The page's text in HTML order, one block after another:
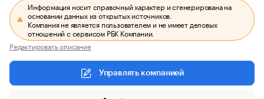
Информация носит справочный характер и сгенерирована на
основании данных из открытых источников.
Компания не является пользователем и не имеет деловых
отношений с сервисом РБК Компании.
Редактировать описание
Управлять компанией